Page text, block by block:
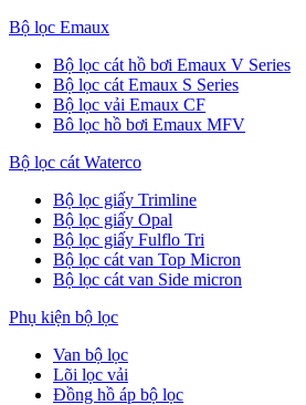
Bộ lọc Emaux
Bộ lọc cát hồ bơi Emaux V Series
Bộ lọc cát Emaux S Series
Bộ lọc vải Emaux CF
Bô lọc hồ bơi Emaux MFV
Bộ lọc cát Waterco
Bộ lọc giấy Trimline
Bộ lọc giấy Opal
Bộ lọc giấy Fulflo Tri
Bộ lọc cát van Top Micron
Bộ lọc cát van Side micron
Phụ kiện bộ lọc
Van bộ lọc
Lõi lọc vải
Đồng hồ áp bộ lọc